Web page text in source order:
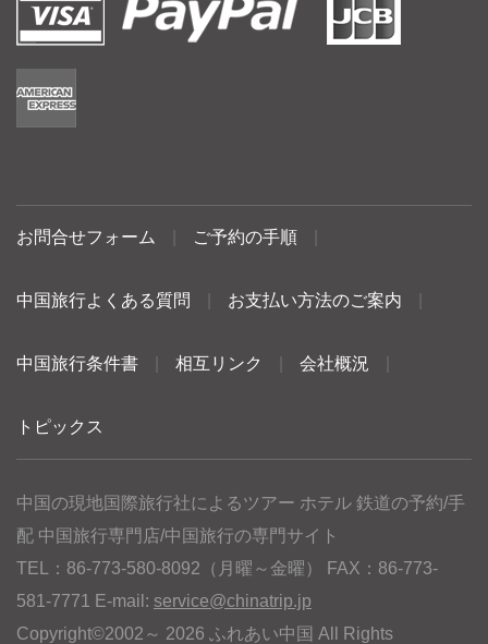
お問合せフォーム ご予約の手順
中国旅行よくある質問 お支払い方法のご案内
中国旅行条件書 相互リンク 会社概況
トピックス
中国の現地国際旅行社によるツアー ホテル 鉄道の予約/手
配 中国旅行専門店/中国旅行の専門サイト
TEL：86-773-580-8092（月曜～金曜） FAX：86-773-
581-7771 E-mail: service@chinatrip.jp
Copyright©2002～ 2026 ふれあい中国 All Rights